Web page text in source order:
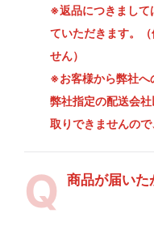
※返品につきまして
ていただきます。
せん）
※お客様から弊社へ
弊社指定の配送会
取りできませんので
商品が届いた